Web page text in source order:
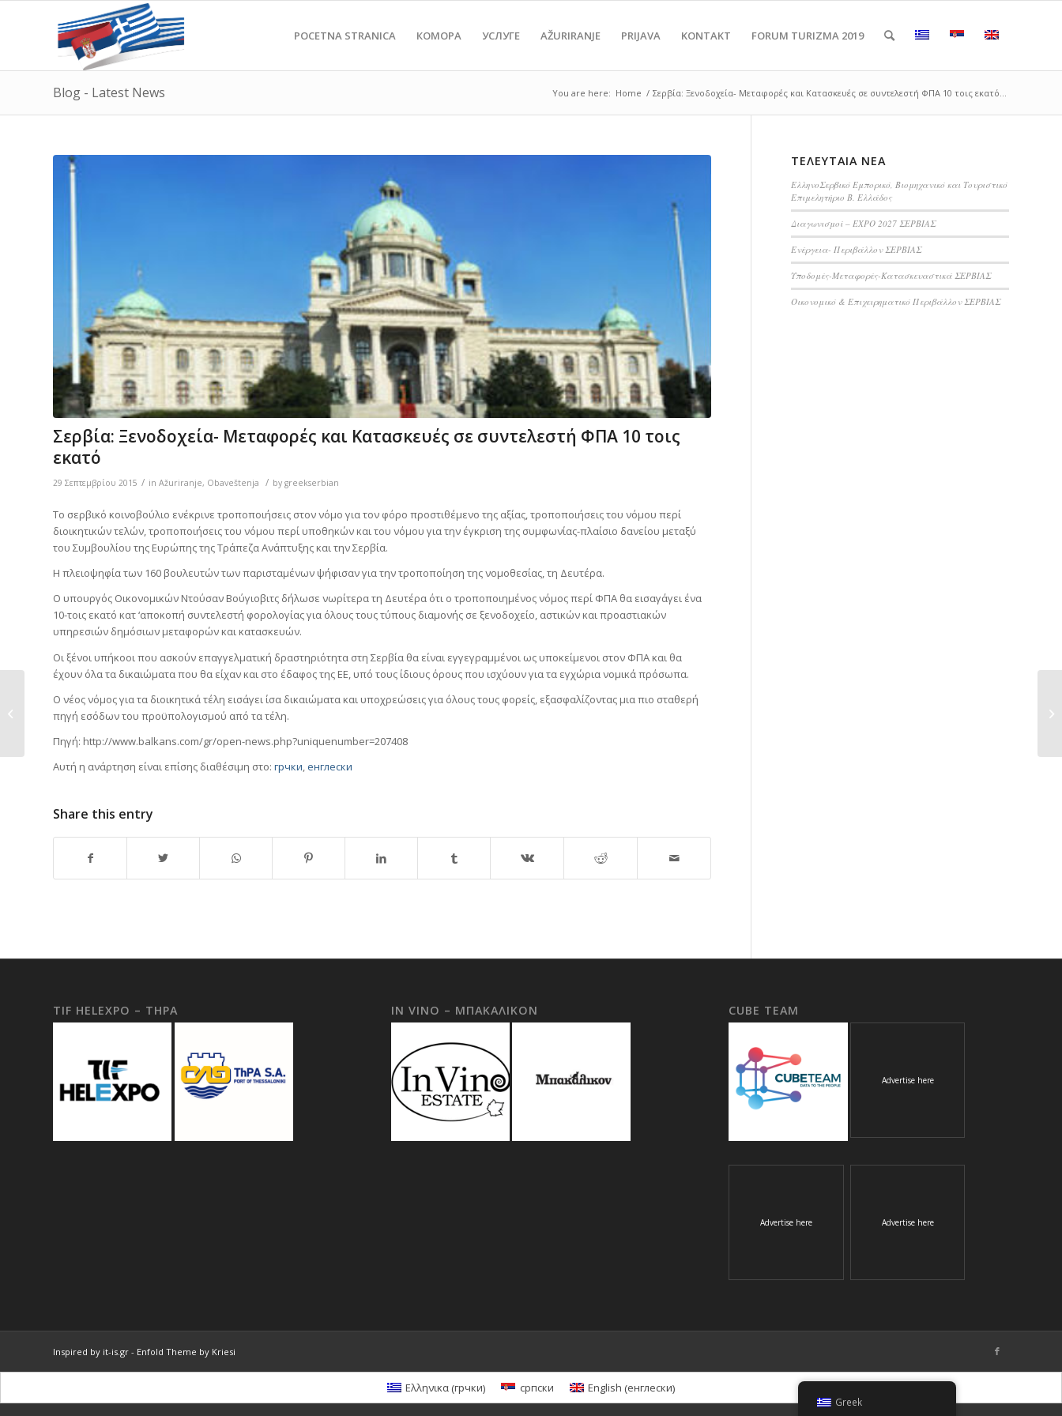
POCETNA STRANICA КОМОРА УСЛУГЕ AŽURIRANJE PRIJAVA KONTAKT FORUM TURIZMA 2019
Blog - Latest News You are here: Home / Σερβία: Ξενοδοχεία- Μεταφορές και Κατασκευές σε συντελεστή ΦΠΑ 10 τοις εκατό...
Σερβία: Ξενοδοχεία- Μεταφορές και Κατασκευές σε συντελεστή ΦΠΑ 10 τοις
εκατό
29 Σεπτεμβρίου 2015 / in Ažuriranje, Obaveštenja / by greekserbian
Το σερβικό κοινοβούλιο ενέκρινε τροποποιήσεις στον νόμο για τον φόρο προστιθέμενο της αξίας, τροποποιήσεις του νόμου περί
διοικητικών τελών, τροποποιήσεις του νόμου περί υποθηκών και του νόμου για την έγκριση της συμφωνίας-πλαίσιο δανείου μεταξύ
του Συμβουλίου της Ευρώπης της Τράπεζα Ανάπτυξης και την Σερβία.
Η πλειοψηφία των 160 βουλευτών των παρισταμένων ψήφισαν για την τροποποίηση της νομοθεσίας, τη Δευτέρα.
Ο υπουργός Οικονομικών Ντούσαν Βούγιοβιτς δήλωσε νωρίτερα τη Δευτέρα ότι ο τροποποιημένος νόμος περί ΦΠΑ θα εισαγάγει ένα
10-τοις εκατό κατ ‘αποκοπή συντελεστή φορολογίας για όλους τους τύπους διαμονής σε ξενοδοχείο, αστικών και προαστιακών
υπηρεσιών δημόσιων μεταφορών και κατασκευών.
Οι ξένοι υπήκοοι που ασκούν επαγγελματική δραστηριότητα στη Σερβία θα είναι εγγεγραμμένοι ως υποκείμενοι στον ΦΠΑ και θα
έχουν όλα τα δικαιώματα που θα είχαν και στο έδαφος της ΕΕ, υπό τους ίδιους όρους που ισχύουν για τα εγχώρια νομικά πρόσωπα.
Ο νέος νόμος για τα διοικητικά τέλη εισάγει ίσα δικαιώματα και υποχρεώσεις για όλους τους φορείς, εξασφαλίζοντας μια πιο σταθερή
πηγή εσόδων του προϋπολογισμού από τα τέλη.
Πηγή: http://www.balkans.com/gr/open-news.php?uniquenumber=207408
Αυτή η ανάρτηση είναι επίσης διαθέσιμη στο: грчки енглески
Share this entry
ΤΕΛΕΥΤΑΊΑ ΝΈΑ
ΕλληνοΣερβικό Εμπορικό, Βιομηχανικό και Τουριστικό
Επιμελητήριο Β. Ελλάδος
Διαγωνισμοί – EXPO 2027 ΣΕΡΒΙΑΣ
Ενέργεια- Περιβάλλον ΣΕΡΒΙΑΣ
Υποδομές-Μεταφορές-Κατασκευαστικά ΣΕΡΒΙΑΣ
Οικονομικό & Επιχειρηματικό Περιβάλλον ΣΕΡΒΙΑΣ
TIF HELEXPO – THPA IN VINO – ΜΠΑΚΑΛΙΚΟΝ CUBE TEAM
Advertise here
Advertise here Advertise here
Inspired by it-is.gr - Enfold Theme by Kriesi
“Belgrade Investment
Days”
Greek
Ελληνικα (грчки) српски English (енглески)